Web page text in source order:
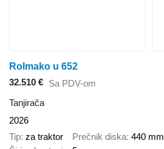
Rolmako u 652
32.510 € Sa PDV-om
Tanjirača
2026
Tip za traktor Prečnik diska 440 mm